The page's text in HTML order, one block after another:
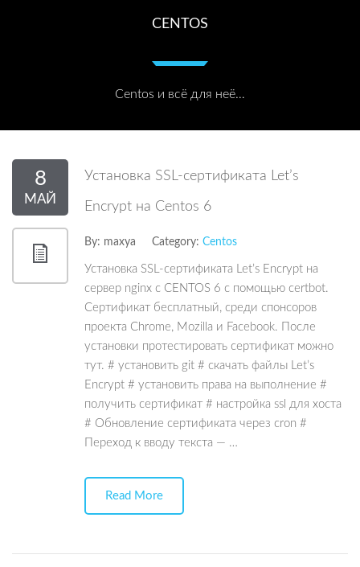
CENTOS
Centos и всё для неё…
8
МАЙ
Установка SSL-сертификата Let’s
Encrypt на Centos 6
By: maxya Category: Centos
Установка SSL-сертификата Let’s Encrypt на
сервер nginx c CENTOS 6 с помощью certbot.
Сертификат бесплатный, среди спонсоров
проекта Chrome, Mozilla и Facebook. После
установки протестировать сертификат можно
тут. # установить git # скачать файлы Let’s
Encrypt # установить права на выполнение #
получить сертификат # настройка ssl для хоста
# Обновление сертификата через cron #
Переход к вводу текста — …
Read More